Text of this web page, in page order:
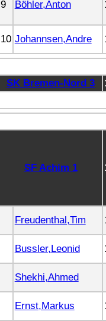
9 Böhler,Anton
10 Johannsen,Andre
SK Bremen-Nord 3
SF Achim 1
Freudenthal,Tim
Bussler,Leonid
Shekhi,Ahmed
Ernst,Markus